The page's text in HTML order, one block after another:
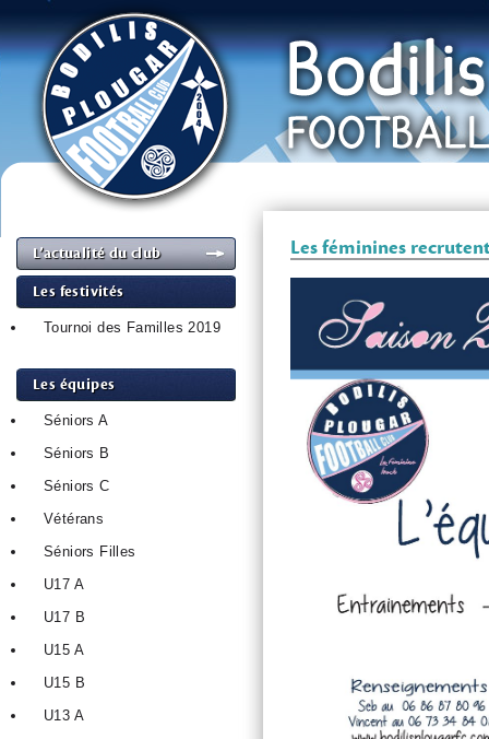
L’actualité du club
Les festivités
Tournoi des Familles 2019
Les équipes
Séniors A
Séniors B
Séniors C
Vétérans
Séniors Filles
U17 A
U17 B
U15 A
U15 B
U13 A
Les féminines